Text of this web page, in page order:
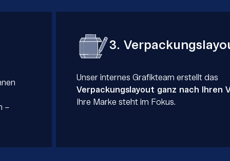
–
3.
Unser internes Grafikteam erstellt das
Verpackungslayout ganz nach Ihren
Ihre Marke steht im Fokus.